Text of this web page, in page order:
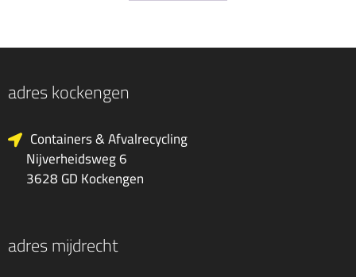
adres kockengen
Containers & Afvalrecycling
Nijverheidsweg 6
3628 GD Kockengen
adres mijdrecht